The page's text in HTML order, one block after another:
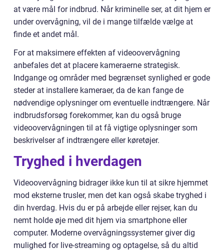
at være mål for indbrud. Når kriminelle ser, at dit hjem er
under overvågning, vil de i mange tilfælde vælge at
finde et andet mål.
For at maksimere effekten af videoovervågning
anbefales det at placere kameraerne strategisk.
Indgange og områder med begrænset synlighed er gode
steder at installere kameraer, da de kan fange de
nødvendige oplysninger om eventuelle indtrængere. Når
indbrudsforsøg forekommer, kan du også bruge
videoovervågningen til at få vigtige oplysninger som
beskrivelser af indtrængere eller køretøjer.
Tryghed i hverdagen
Videoovervågning bidrager ikke kun til at sikre hjemmet
mod eksterne trusler, men det kan også skabe tryghed i
din hverdag. Hvis du er på arbejde eller rejser, kan du
nemt holde øje med dit hjem via smartphone eller
computer. Moderne overvågningssystemer giver dig
mulighed for live-streaming og optagelse, så du altid